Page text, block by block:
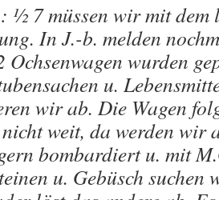
½ 7 müssen wir mit dem
In J.-b. melden
wurden
u.
wir ab. Die Wagen
weit, da werden wir
bombardiert u. mit
u. Gebüsch suchen